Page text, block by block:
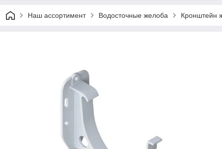
Наш ассортимент Водосточные желоба Кронштейн